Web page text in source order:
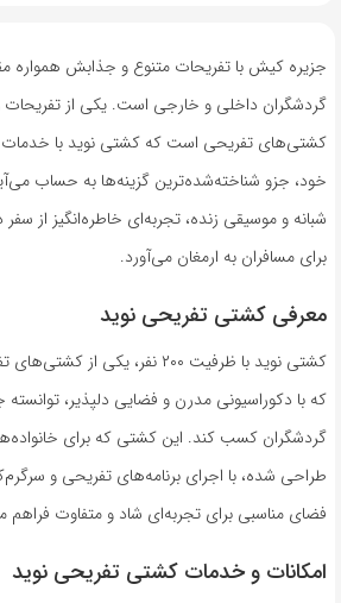
جزیره کیش با تفریحات متنوع و جذابش
گردشگران داخلی و خارجی است. یکی از تفریحات
کشتی‌های تفریحی است که کشتی نوید با خدمات
خود، جزو شناخته‌شده‌ترین گزینه‌ها به حساب
شبانه و موسیقی زنده، تجربه‌ای خاطره‌انگیز از
برای مسافران به ارمغان می‌آورد.
معرفی کشتی تفریحی نوید
کشتی نوید با ظرفیت ۲۰۰ نفر،
که با دکوراسیونی مدرن و فضایی دلپذیر، توانسته
گردشگران کسب کند. این کشتی که برای
طراحی شده، با اجرای برنامه‌های تفریحی و
فضای مناسبی برای تجربه‌ای شاد و متفاوت فراهم
امکانات و خدمات کشتی تفریحی نوید